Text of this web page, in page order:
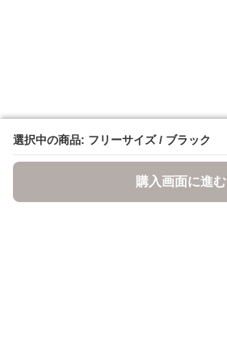
選択中の商品: フリーサイズ / ブラック
購入画面に進む
選択中の商品: フリーサイズ / ブラック
購入画面に進む